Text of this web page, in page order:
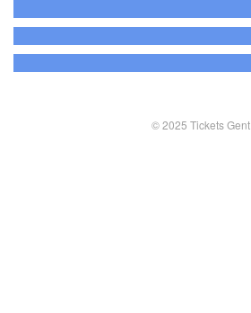
© 2025 Tickets Gent